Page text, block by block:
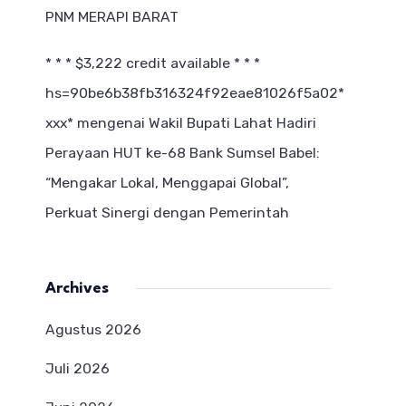
PNM MERAPI BARAT
* * * $3,222 credit available * * *
hs=90be6b38fb316324f92eae81026f5a02*
ххх* mengenai Wakil Bupati Lahat Hadiri
Perayaan HUT ke-68 Bank Sumsel Babel:
“Mengakar Lokal, Menggapai Global”,
Perkuat Sinergi dengan Pemerintah
Archives
Agustus 2026
Juli 2026